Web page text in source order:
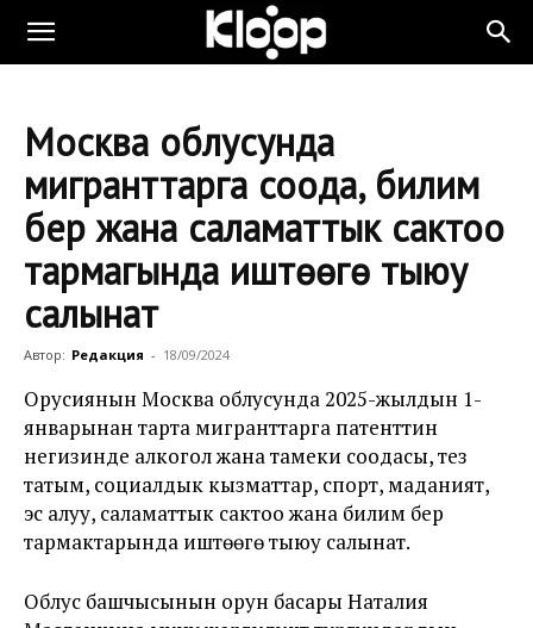
Москва облусунда
мигранттарга соода, билим
берүү жана саламаттык сактоо
тармагында иштөөгө тыюу
салынат
Автор: Редакция - 18/09/2024
Орусиянын Москва облусунда 2025-жылдын 1-
январынан тарта мигранттарга патенттин
негизинде алкогол жана тамеки соодасы, тез
татым, социалдык кызматтар, спорт, маданият,
эс алуу, саламаттык сактоо жана билим берүү
тармактарында иштөөгө тыюу салынат.
Облус башчысынын орун басары Наталия